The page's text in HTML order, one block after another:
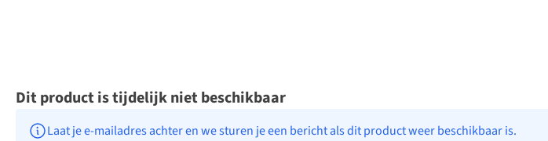
Dit product is tijdelijk niet beschikbaar
Laat je e-mailadres achter en we sturen je een bericht als dit product weer beschikbaar is.